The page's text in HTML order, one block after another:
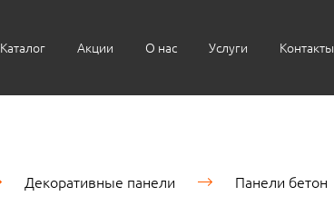
Каталог Акции О нас Услуги Контакты
Декоративные панели Панели бетон